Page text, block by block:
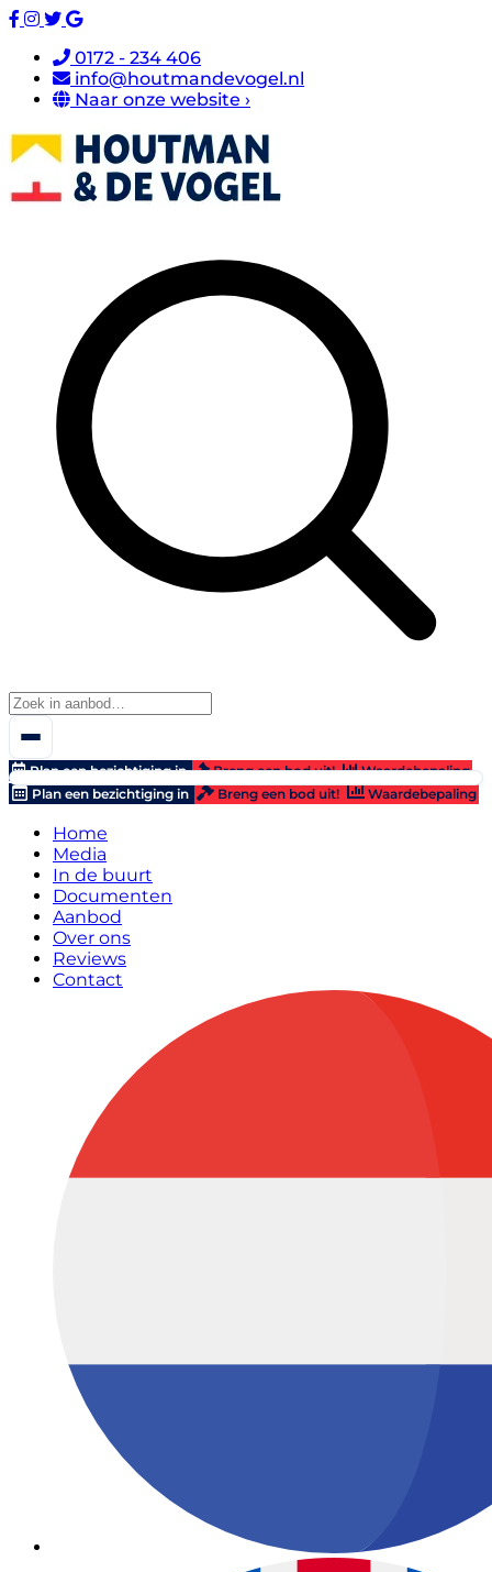
0172 - 234 406
info@houtmandevogel.nl
Naar onze website ›
Plan een bezichtiging in Breng een bod uit!
Waardebepaling
Plan een bezichtiging in
Breng een bod uit! Waardebepaling
Home
Media
In de buurt
Documenten
Aanbod
Over ons
Reviews
Contact